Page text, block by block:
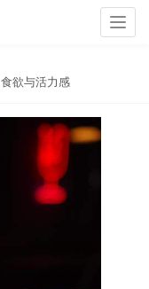
欲与活力感